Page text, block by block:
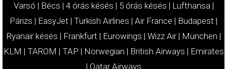
Varsó | Bécs | 4 órás késés | 5 órás késés | Lufthansa|
Párizs | EasyJet | Turkish Airlines | Air France | Budapest |
Ryanair késés | Frankfurt | Eurowings | Wizz Air| München |
KLM | TAROM | TAP | Norwegian | British Airways | Emirates
| Qatar Airways